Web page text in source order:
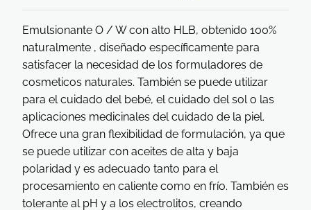
Emulsionante O / W con alto HLB, obtenido 100%
naturalmente , diseñado específicamente para
satisfacer la necesidad de los formuladores de
cosmeticos naturales. También se puede utilizar
para el cuidado del bebé, el cuidado del sol o las
aplicaciones medicinales del cuidado de la piel.
Ofrece una gran flexibilidad de formulación, ya que
se puede utilizar con aceites de alta y baja
polaridad y es adecuado tanto para el
procesamiento en caliente como en frío. También es
tolerante al pH y a los electrolitos, creando